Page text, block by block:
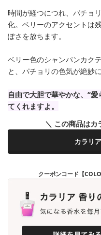
時間が経つにつれ、パチョ
化。ベリーのアクセントは
ぽさを放ちます。
ベリー色のシャンパンカク
と、パチョリの色気が絶妙
自由で大胆で華やかな、“
てくれますよ。
＼ この商品はカ
カラリ
クーポンコード【